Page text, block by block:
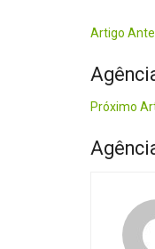
Artigo
Próximo